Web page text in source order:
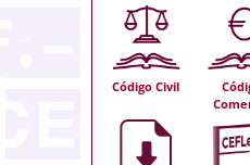
Código Civil